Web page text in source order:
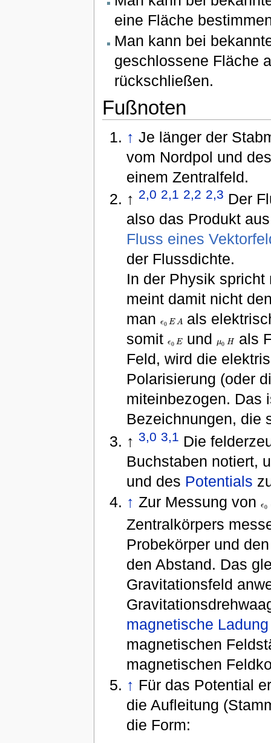
eine Fläche
Man kann bei
geschlossene Fläche
rückschließen.
Fußnoten
↑ Je länger der
vom Nordpol und
einem Zentralfeld.
↑ 2,0 2,1 2,2 2,3 Der
also das Produkt
Fluss eines
der Flussdichte.
In der Physik
meint damit nicht
manϵ0 E A
ϵ 0E A
als
somitϵ0 E
ϵ0E und μ0 H
μ0H
als
Feld, wird die
Polarisierung (oder
miteinbezogen. Das
Bezeichnungen, die
↑3,0 3,1 Die
Buchstaben notiert,
und des Potentials
↑ Zur Messung vonϵ0ϵ
Zentralkörpers
Probekörper und
den Abstand. Das
Gravitationsfeld
magnetische Ladung
magnetischen
magnetischen
↑ Für das Potential
die Aufleitung
die Form: